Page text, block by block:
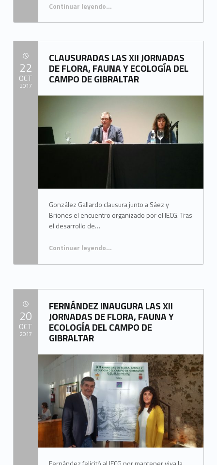
Continuar leyendo
“JIMENA: ÚLTIMO DESTINO DE “NATURALEZA EN MINIATURA””
…
CLAUSURADAS LAS XII JORNADAS
DE FLORA, FAUNA Y ECOLOGÍA DEL
CAMPO DE GIBRALTAR
González Gallardo clausura junto a Sáez y
Briones el encuentro organizado por el IECG. Tras
el desarrollo de…
Continuar leyendo…
22
OCT
2017
FERNÁNDEZ INAUGURA LAS XII
JORNADAS DE FLORA, FAUNA Y
ECOLOGÍA DEL CAMPO DE
GIBRALTAR
POSTED ON:20
OCT
2017